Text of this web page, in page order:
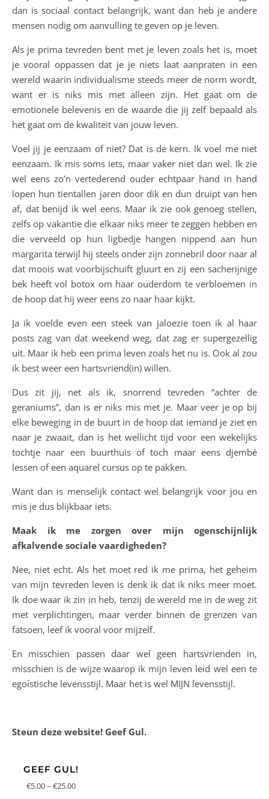
dan is sociaal contact belangrijk, want dan heb je andere
mensen nodig om aanvulling te geven op je leven.
Als je prima tevreden bent met je leven zoals het is, moet
je vooral oppassen dat je je niets laat aanpraten in een
wereld waarin individualisme steeds meer de norm wordt,
want er is niks mis met alleen zijn. Het gaat om de
emotionele belevenis en de waarde die jij zelf bepaald als
het gaat om de kwaliteit van jouw leven.
Voel jij je eenzaam of niet? Dat is de kern. Ik voel me niet
eenzaam. Ik mis soms iets, maar vaker niet dan wel. Ik zie
wel eens zo’n vertederend ouder echtpaar hand in hand
lopen hun tientallen jaren door dik en dun druipt van hen
af, dat benijd ik wel eens. Maar ik zie ook genoeg stellen,
zelfs op vakantie die elkaar niks meer te zeggen hebben en
die verveeld op hun ligbedje hangen nippend aan hun
margarita terwijl hij steels onder zijn zonnebril door naar al
dat moois wat voorbijschuift gluurt en zij een sacherijnige
bek heeft vol botox om haar ouderdom te verbloemen in
de hoop dat hij weer eens zo naar haar kijkt.
Ja ik voelde even een steek van jaloezie toen ik al haar
posts zag van dat weekend weg, dat zag er supergezellig
uit. Maar ik heb een prima leven zoals het nu is. Ook al zou
ik best weer een hartsvriend(in) willen.
Dus zit jij, net als ik, snorrend tevreden “achter de
geraniums”, dan is er niks mis met je. Maar veer je op bij
elke beweging in de buurt in de hoop dat iemand je ziet en
naar je zwaait, dan is het wellicht tijd voor een wekelijks
tochtje naar een buurthuis of toch maar eens djembé
lessen of een aquarel cursus op te pakken.
Want dan is menselijk contact wel belangrijk voor jou en
mis je dus blijkbaar iets.
Maak ik me zorgen over mijn ogenschijnlijk
afkalvende sociale vaardigheden?
Nee, niet echt. Als het moet red ik me prima, het geheim
van mijn tevreden leven is denk ik dat ik niks meer moet.
Ik doe waar ik zin in heb, tenzij de wereld me in de weg zit
met verplichtingen, maar verder binnen de grenzen van
fatsoen, leef ik vooral voor mijzelf.
En misschien passen daar wel geen hartsvrienden in,
misschien is de wijze waarop ik mijn leven leid wel een te
egoïstische levensstijl. Maar het is wel MIJN levensstijl.
Steun deze website! Geef Gul.
GEEF GUL!
€5.00–€25.00